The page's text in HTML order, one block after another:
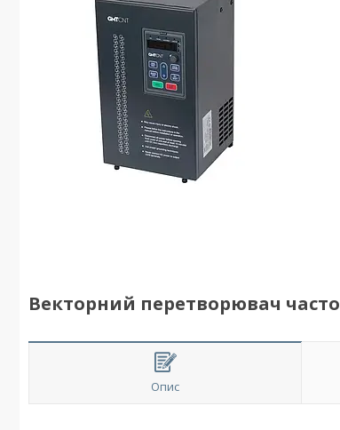
Векторний перетворювач
Опис